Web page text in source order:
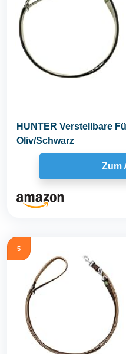
HUNTER Verstellbare
Oliv/Schwarz
Zum
5